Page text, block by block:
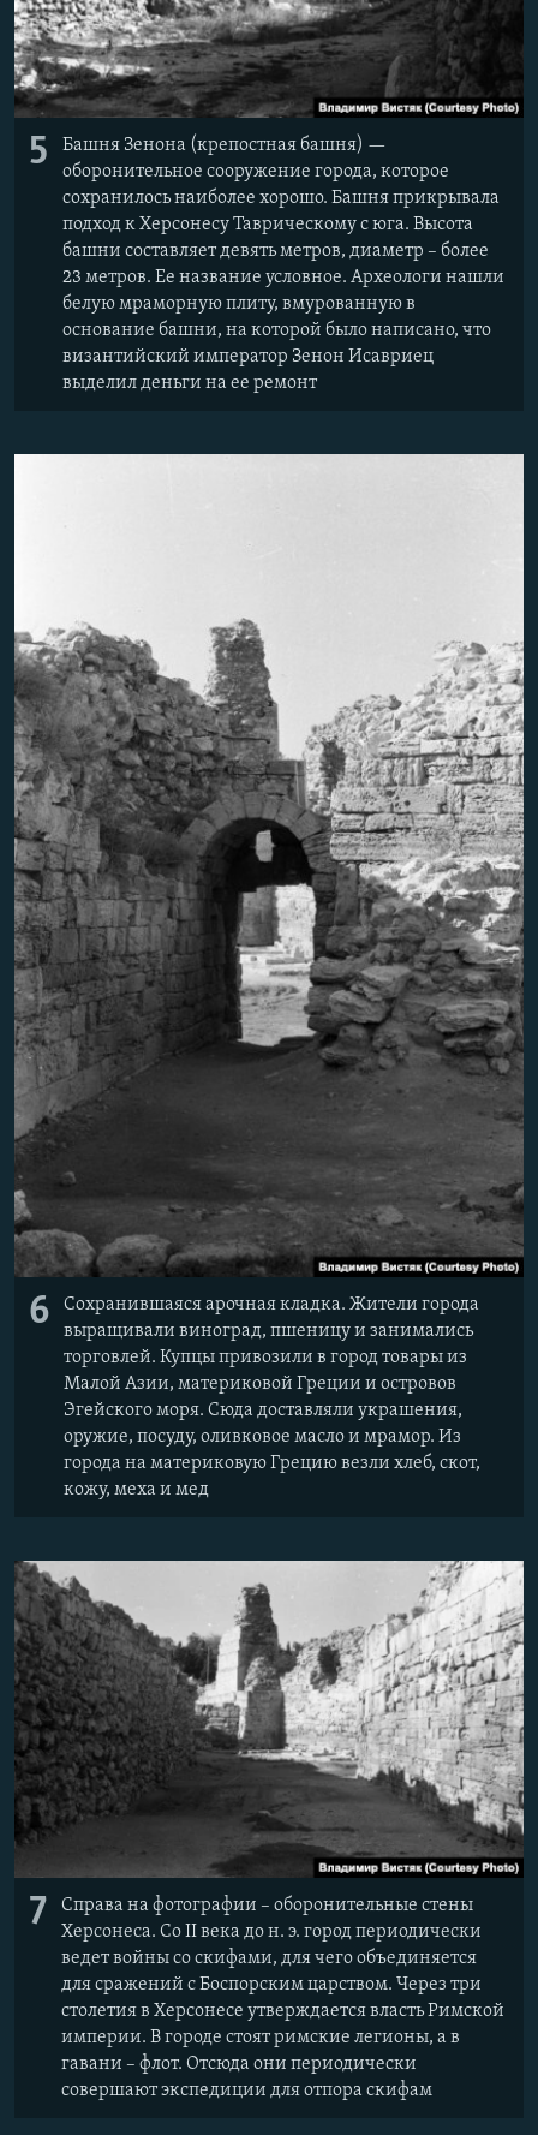
5
Башня Зенона (крепостная башня) —
оборонительное сооружение города, которое
сохранилось наиболее хорошо. Башня прикрывала
подход к Херсонесу Таврическому с юга. Высота
башни составляет девять метров, диаметр – более
23 метров. Ее название условное. Археологи нашли
белую мраморную плиту, вмурованную в
основание башни, на которой было написано, что
византийский император Зенон Исавриец
выделил деньги на ее ремонт
6
Сохранившаяся арочная кладка. Жители города
выращивали виноград, пшеницу и занимались
торговлей. Купцы привозили в город товары из
Малой Азии, материковой Греции и островов
Эгейского моря. Сюда доставляли украшения,
оружие, посуду, оливковое масло и мрамор. Из
города на материковую Грецию везли хлеб, скот,
кожу, меха и мед
7
Справа на фотографии – оборонительные стены
Херсонеса. Со II века до н. э. город периодически
ведет войны со скифами, для чего объединяется
для сражений с Боспорским царством. Через три
столетия в Херсонесе утверждается власть Римской
империи. В городе стоят римские легионы, а в
гавани – флот. Отсюда они периодически
совершают экспедиции для отпора скифам